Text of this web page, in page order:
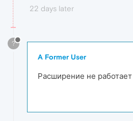
22 days later
?
A Former User
Расширение не работает